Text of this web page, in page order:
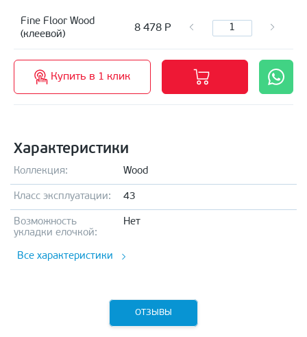
Fine Floor Wood
(клеевой)
8 478 Р
Купить в 1 клик
Характеристики
Коллекция: Wood
Класс эксплуатации: 43
Возможность
укладки елочкой:
Нет
Все характеристики
ОТЗЫВЫ